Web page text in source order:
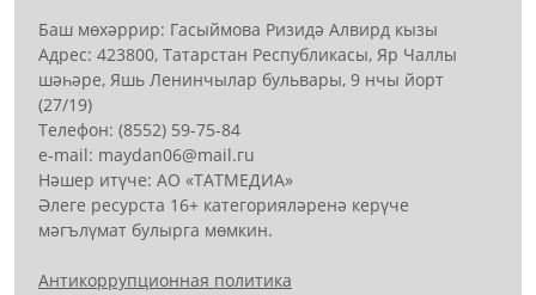
Баш мөхәррир: Гасыймова Ризидә Алвирд кызы
Адрес: 423800, Татарстан Республикасы, Яр Чаллы
шәһәре, Яшь Ленинчылар бульвары, 9 нчы йорт
(27/19)
Телефон: (8552) 59-75-84
е-mail: mауdаn06@mail.гu
Нәшер итүче: АО «ТАТМЕДИА»
Әлеге ресурста 16+ категорияләренә керүче
мәгълүмат булырга мөмкин.
Антикоррупционная политика